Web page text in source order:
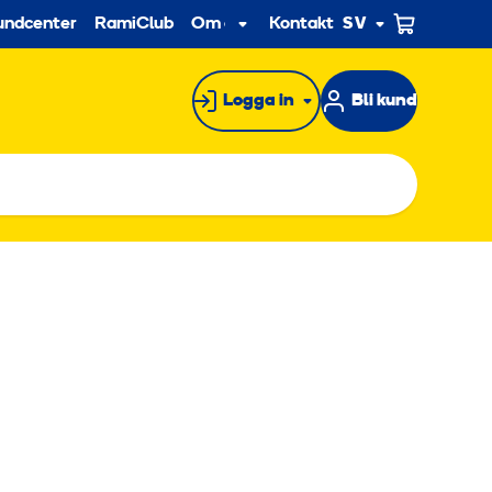
RamiClub Om ossUndermeny
Kontakt SV
Logga in Bli kund